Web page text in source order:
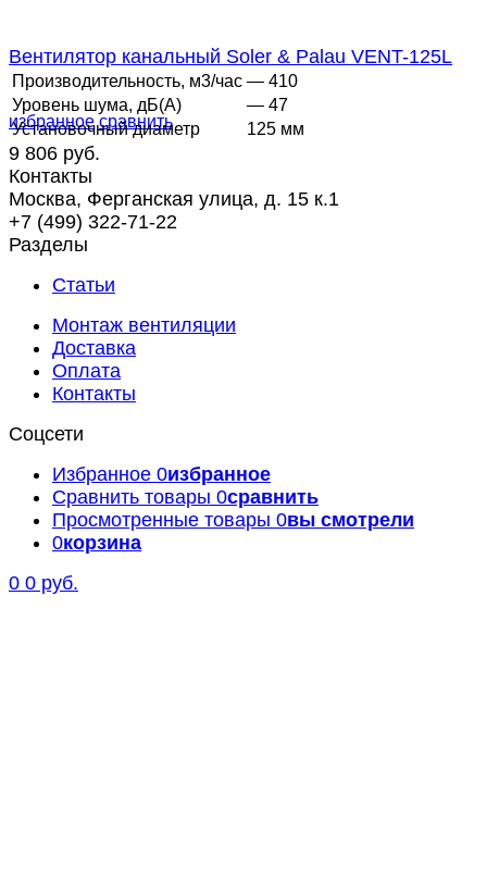
избранное сравнить
Вентилятор канальный Soler & Palau VENT-125L
Производительность, м3/час — 410
Уровень шума, дБ(А)
— 47
Установочный диаметр
125 мм
9 806 руб.
Контакты
Москва, Ферганская улица, д. 15 к.1
+7 (499) 322-71-22
Разделы
Статьи
Монтаж вентиляции
Доставка
Оплата
Контакты
Соцсети
Избранное 0избранное
Сравнить товары 0сравнить
Просмотренные товары 0вы смотрели
0корзина
0 0 руб.